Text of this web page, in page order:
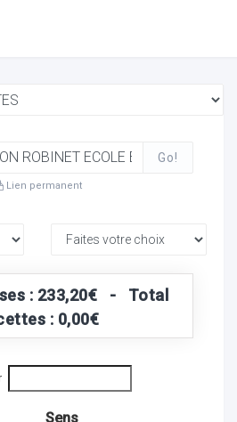
Go!
Lien permanent
: 233,20€ - Total
: 0,00€
Sens